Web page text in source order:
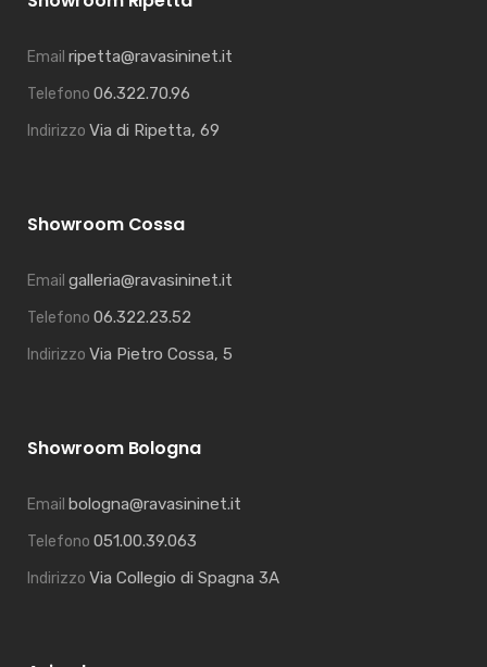
Email ripetta@ravasininet.it
Telefono 06.322.70.96
Indirizzo Via di Ripetta, 69
Showroom Cossa
Email galleria@ravasininet.it
Telefono 06.322.23.52
Indirizzo Via Pietro Cossa, 5
Showroom Bologna
Email bologna@ravasininet.it
Telefono 051.00.39.063
Indirizzo Via Collegio di Spagna 3A